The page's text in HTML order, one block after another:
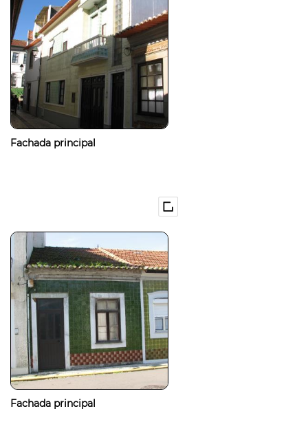
Fachada principal
Fachada principal